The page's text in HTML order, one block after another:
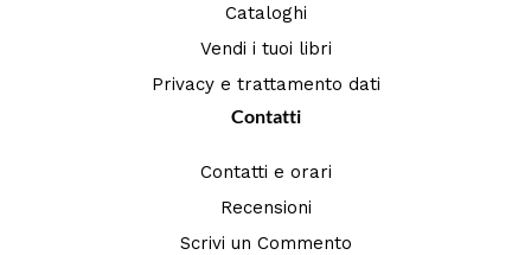
Cataloghi
Vendi i tuoi libri
Privacy e trattamento dati
Contatti
Contatti e orari
Recensioni
Scrivi un Commento